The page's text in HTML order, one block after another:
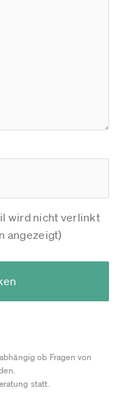
wird nicht verlinkt
angezeigt)
ob Fragen von
statt.